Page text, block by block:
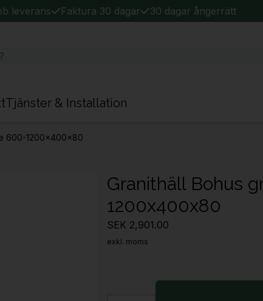
leverans Faktura 30 dagar 30 dagar ångerrätt
Tjänster & Installation
600-1200x400x80
Granithäll Bohus
1200x400x80
SEK 2,901.00
exkl. moms